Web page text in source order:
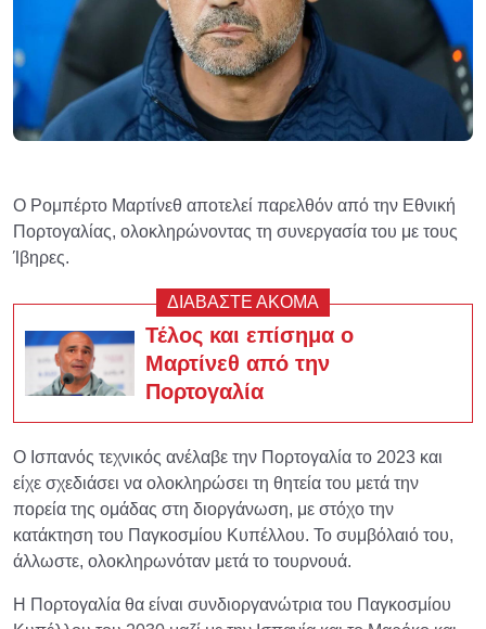
Ο Ρομπέρτο Μαρτίνεθ αποτελεί παρελθόν από την Εθνική
Πορτογαλίας, ολοκληρώνοντας τη συνεργασία του με τους
Ίβηρες.
ΔΙΑΒΑΣΤΕ ΑΚΟΜΑ
Τέλος και επίσημα ο
Μαρτίνεθ από την
Πορτογαλία
Ο Ισπανός τεχνικός ανέλαβε την Πορτογαλία το 2023 και
είχε σχεδιάσει να ολοκληρώσει τη θητεία του μετά την
πορεία της ομάδας στη διοργάνωση, με στόχο την
κατάκτηση του Παγκοσμίου Κυπέλλου. Το συμβόλαιό του,
άλλωστε, ολοκληρωνόταν μετά το τουρνουά.
Η Πορτογαλία θα είναι συνδιοργανώτρια του Παγκοσμίου